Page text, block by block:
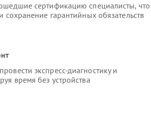
сертификацию специалисты, что
сохранение гарантийных обязательств
экспресс-диагностику и
время без устройства